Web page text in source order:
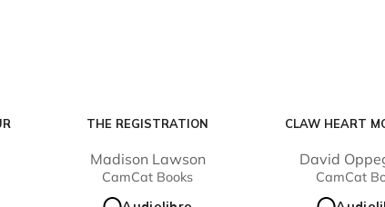
THE REGISTRATION
Madison Lawson
CamCat Books
CLAW HEART
David
CamCat